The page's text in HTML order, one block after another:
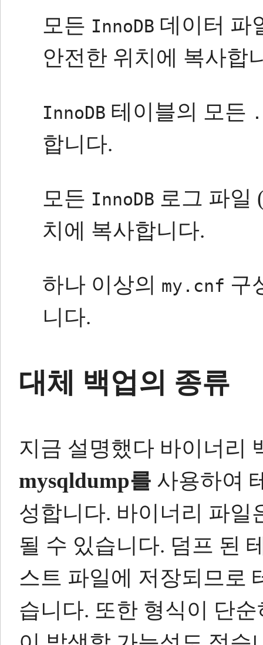
모든 InnoDB 데이터 파
안전한 위치에 복사합
InnoDB 테이블의 모든
합니다.
모든 InnoDB 로그 파일
치에 복사합니다.
하나 이상의 my.cnf 구
니다.
대체 백업의 종류
지금 설명했다 바이너리
mysqldump를 사용하여
성합니다. 바이너리 파일
될 수 있습니다. 덤프 된
스트 파일에 저장되므로
습니다. 또한 형식이 단